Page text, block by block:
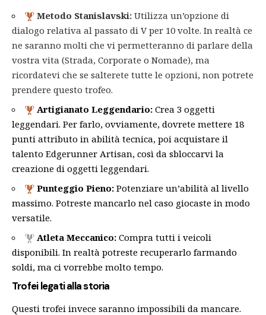
Metodo Stanislavski: Utilizza un’opzione di
dialogo relativa al passato di V per 10 volte. In realtà ce
ne saranno molti che vi permetteranno di parlare della
vostra vita (Strada, Corporate o Nomade), ma
ricordatevi che se salterete tutte le opzioni, non potrete
prendere questo trofeo.
Artigianato Leggendario: Crea 3 oggetti
leggendari. Per farlo, ovviamente, dovrete mettere 18
punti attributo in abilità tecnica, poi acquistare il
talento Edgerunner Artisan, così da sbloccarvi la
creazione di oggetti leggendari.
Punteggio Pieno: Potenziare un’abilità al livello
massimo. Potreste mancarlo nel caso giocaste in modo
versatile.
Atleta Meccanico: Compra tutti i veicoli
disponibili. In realtà potreste recuperarlo farmando
soldi, ma ci vorrebbe molto tempo.
Trofei legati alla storia
Questi trofei invece saranno impossibili da mancare.